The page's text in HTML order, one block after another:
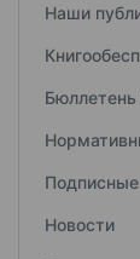
Наши
Новости